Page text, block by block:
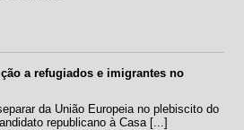
a refugiados e imigrantes no
da União Europeia no plebiscito do
republicano à Casa [...]